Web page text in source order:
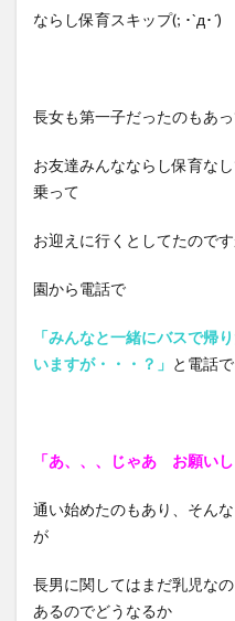
ならし保育スキップ(; ･`д･´)
長女も第一子だったのもあ
お友達みんなならし保育な
乗って
お迎えに行くとしてたので
園から電話で
「みんなと一緒にバスで帰
いますが・・・？」 と電話で
「あ、、、じゃあ お願いし
通い始めたのもあり、そん
が
長男に関してはまだ乳児な
あるのでどうなるか